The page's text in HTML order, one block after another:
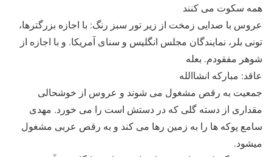
همه سكوت مى كنند
عروس با صدايى زمخت از زير تور سبز رنگ: با اجازه بزرگترها،
تونى بلر، نمايندگان مجلس انگليس و سناى آمريكا. و با اجازه از
شوهر مفقودم. بعله
عاقد: مباركه انشاالله
جمعيت به رقص مشغول مى شوند و عروس از خوشحالى
مقدارى از دسته گلى كه در دستش است را مى خورد. مهدى
سامع پوكه ها را به زمين رها مى كند و به رقص عربى مشغول
ميشود.